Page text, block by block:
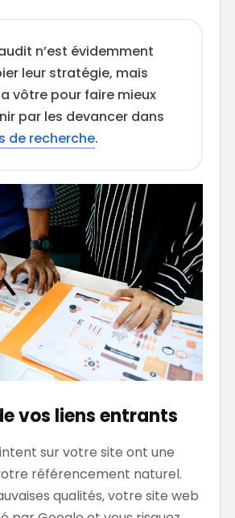
n’est évidemment
leur stratégie, mais
vôtre pour faire mieux
par les devancer dans
de recherche.
vos liens entrants
sur votre site ont une
référencement naturel.
qualités, votre site web